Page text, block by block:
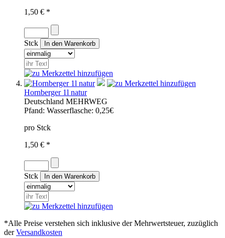
1,50 € *
Stck
Hornberger 1l natur
Deutschland MEHRWEG
Pfand: Wasserflasche: 0,25€
pro Stck
1,50 € *
Stck
*Alle Preise verstehen sich inklusive der Mehrwertsteuer, zuzüglich
derVersandkosten